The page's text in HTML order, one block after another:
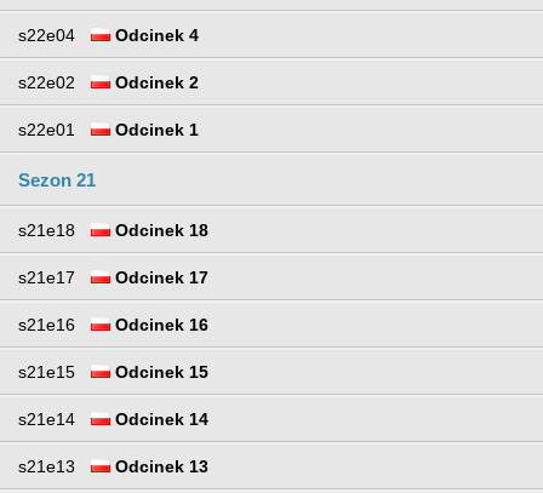
s22e04 Odcinek 4
s22e02 Odcinek 2
s22e01 Odcinek 1
Sezon 21
s21e18 Odcinek 18
s21e17 Odcinek 17
s21e16 Odcinek 16
s21e15 Odcinek 15
s21e14 Odcinek 14
s21e13 Odcinek 13